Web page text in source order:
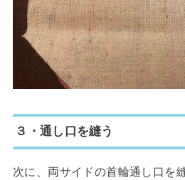
３・通し口を縫う
次に、両サイドの首輪通し口を